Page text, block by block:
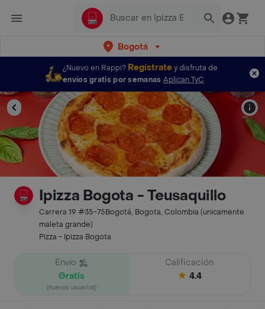
Bogotá
¿Nuevo en Rappi? Regístratey disfruta de
envíos gratis por semanas Aplican TyC
Ipizza Bogota - Teusaquillo
Carrera 19 #35-75Bogotá, Bogota, Colombia (unicamente
maleta grande)
Pizza - Ipizza Bogota
Envío
Gratis
(nuevos usuarios)
Calificación
4.4